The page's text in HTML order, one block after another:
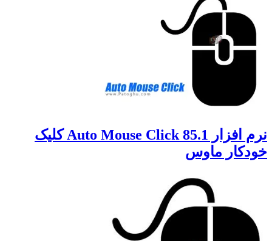
نرم افزار Auto Mouse Click 85.1 کلیک
خودکار ماوس